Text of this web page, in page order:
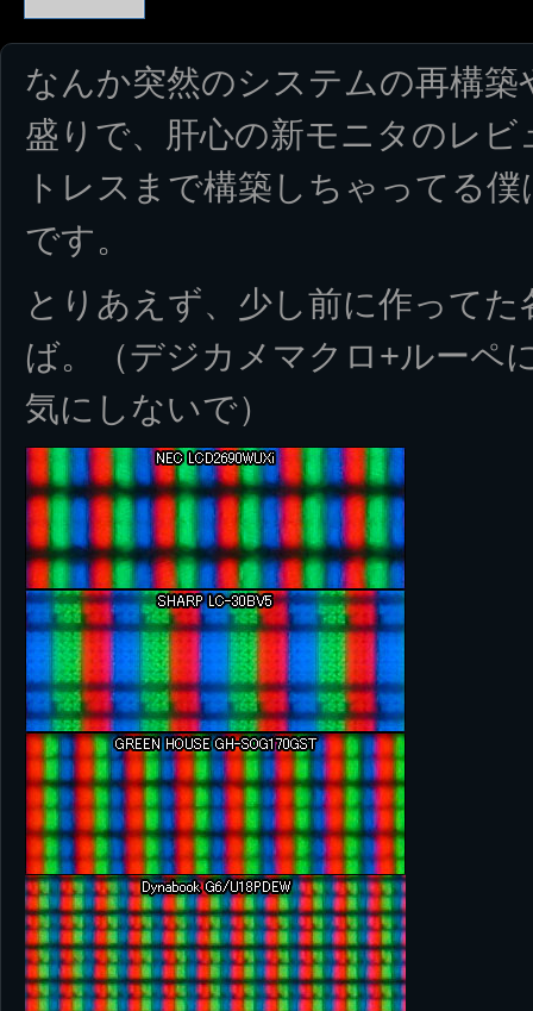
なんか突然のシステムの再構
盛りで、肝心の新モニタのレ
トレスまで構築しちゃってる
です。
とりあえず、少し前に作って
ば。（デジカメマクロ+ルーペ
気にしないで）